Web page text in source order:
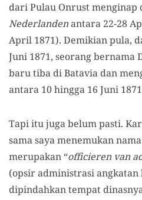
dari Pulau Onrust menginap
Nederlandenantara 22-28
April 1871). Demikian pula,
Juni 1871, seorang bernama
baru tiba di Batavia dan
antara 10 hingga 16 Juni
Tapi itu juga belum pasti.
sama saya menemukan
merupakan “officieren van
(opsir administrasi angkatan
dipindahkan tempat